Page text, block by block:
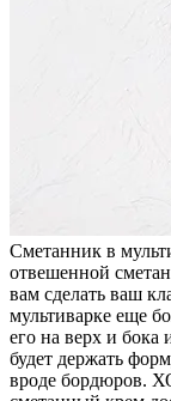
Сметанник в
отвешенной
вам сделать ваш
мультиварке еще
его на верх и бока
будет держать
вроде бордюров.